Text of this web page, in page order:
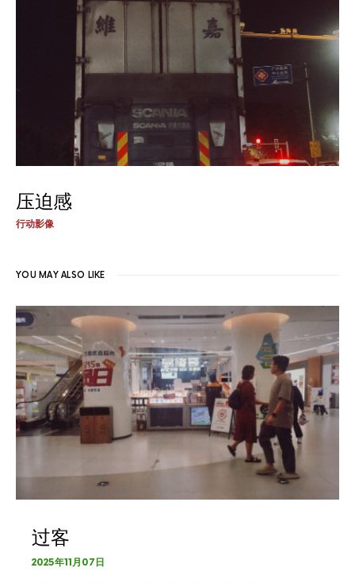
压迫感
行动影像
YOU MAY ALSO LIKE
过客
2025年11月07日